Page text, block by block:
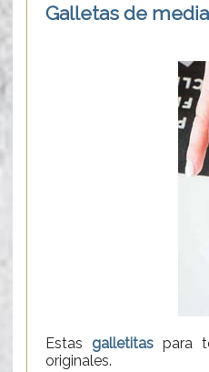
Galletas de
Estas galletitaspara
originales.